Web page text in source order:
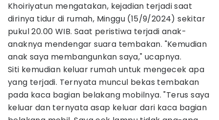
Khoiriyatun mengatakan, kejadian terjadi saat
dirinya tidur di rumah, Minggu (15/9/2024) sekitar
pukul 20.00 WIB. Saat peristiwa terjadi anak-
anaknya mendengar suara tembakan. "Kemudian
anak saya membangunkan saya," ucapnya.
Siti kemudian keluar rumah untuk mengecek apa
yang terjadi. Ternyata muncul bekas tembakan
pada kaca bagian belakang mobilnya. "Terus saya
keluar dan ternyata asap keluar dari kaca bagian